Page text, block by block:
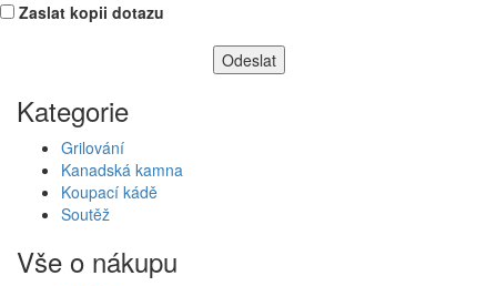
Zaslat kopii dotazu
Kategorie
Grilování
Kanadská kamna
Koupací kádě
Soutěž
Vše o nákupu